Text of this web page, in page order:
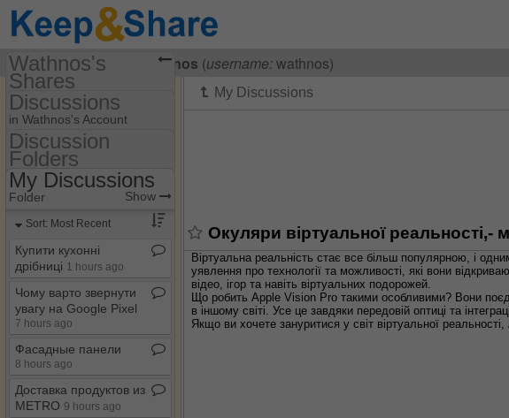
VisitingWathnos Wathnos (username:wathnos)
Окуляри віртуальної реальності,-
Віртуальна реальність стає все більш популярною, і
уявлення про технології та можливості, які вони
відео, ігор та навіть віртуальних подорожей.
Що робить Apple Vision Pro такими особливими? Вони
в іншому світі. Усе це завдяки передовій оптиці та
Якщо ви хочете зануритися у світ віртуальної
Wathnos's
Shares
(wathnos)
Share Page
Discussions
Discussions
in Wathnos's Account
Discussion Folders
Discussion
Folders
Folder Set Show
My Discussions
Folder Show
Sort: Most Recent
Купити кухонні
дрібниці 1 hours ago
Чому варто звернути
увагу на Google Pixel
7 hours ago
Фасадные панели
8 hours ago
Доставка продуктов из
METRO 9 hours ago